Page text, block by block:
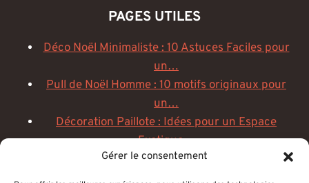
Gérer le consentement
PAGES UTILES
Déco Noël Minimaliste : 10 Astuces Faciles pour
un…
Pull de Noël Homme : 10 motifs originaux pour
un…
Décoration Paillote : Idées pour un Espace
Exotique…
Décoration institut de beauté : créez un espace
zen et chic